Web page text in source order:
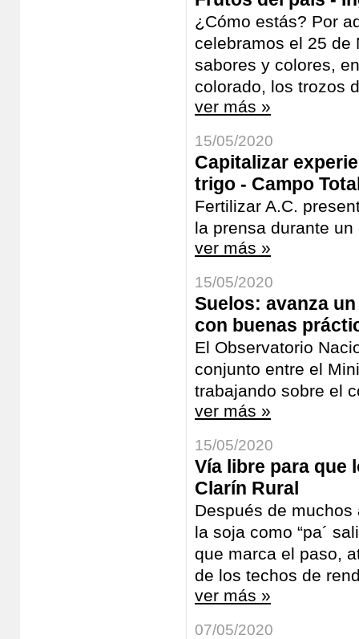
¿Cómo estás? Por
celebramos el 25 de
sabores y colores,
colorado, los trozos
ver más »
15/05/2020
Capitalizar
trigo - Campo
Fertilizar A.C.
la prensa durante
ver más »
15/05/2020
Suelos: avanza
con buenas
El Observatorio
conjunto entre el
trabajando sobre el
ver más »
15/05/2020
Vía libre para que
Clarín Rural
Después de muchos
la soja como “pa´
que marca el paso,
de los techos de
ver más »
07/05/2020